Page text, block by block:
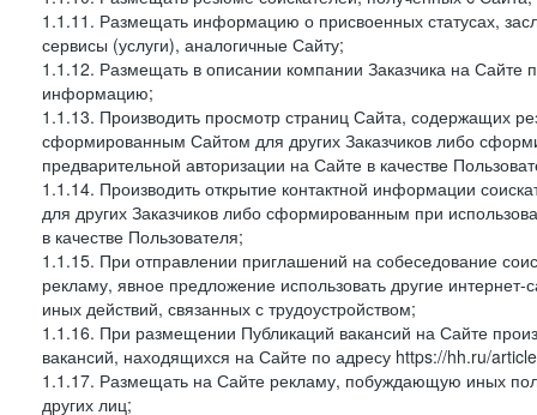
1.1.11. Размещать информацию о присвоенных статусах,
сервисы (услуги), аналогичные Сайту;
1.1.12. Размещать в описании компании Заказчика на Сайте
информацию;
1.1.13. Производить просмотр страниц Сайта, содержащих
сформированным Сайтом для других Заказчиков либо
предварительной авторизации на Сайте в качестве
1.1.14. Производить открытие контактной информации
для других Заказчиков либо сформированным при
в качестве Пользователя;
1.1.15. При отправлении приглашений на собеседование
рекламу, явное предложение использовать другие
иных действий, связанных с трудоустройством;
1.1.16. При размещении Публикаций вакансий на Сайте
вакансий, находящихся на Сайте по адресу https://hh.ru/
1.1.17. Размещать на Сайте рекламу, побуждающую иных
других лиц;